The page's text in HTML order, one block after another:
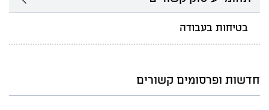
בטיחות בעבודה
חדשות ופרסומים קשורים